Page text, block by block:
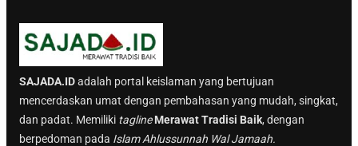
SAJADA.IDadalah portal keislaman yang bertujuan
mencerdaskan umat dengan pembahasan yang mudah, singkat,
dan padat. Memiliki tagline Merawat Tradisi Baik, dengan
berpedoman pada Islam Ahlussunnah Wal Jamaah.